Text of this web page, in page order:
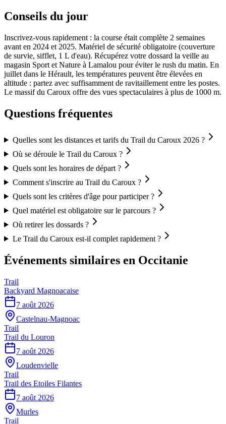
Conseils du jour
Inscrivez-vous rapidement : la course était complète 2 semaines
avant en 2024 et 2025. Matériel de sécurité obligatoire (couverture
de survie, sifflet, 1 L d'eau). Récupérez votre dossard la veille au
magasin Sport et Nature à Lamalou pour éviter le rush du matin. En
juillet dans le Hérault, les températures peuvent être élevées en
altitude : partez avec suffisamment de ravitaillement entre les postes.
Le massif du Caroux offre des vues spectaculaires à plus de 1000 m.
Questions fréquentes
Quelles sont les distances et tarifs du Trail du Caroux 2026 ?
Où se déroule le Trail du Caroux ?
Quels sont les horaires de départ ?
Comment s'inscrire au Trail du Caroux ?
Quels sont les critères d'âge pour participer ?
Quel matériel est obligatoire sur le parcours ?
Où retirer les dossards ?
Le Trail du Caroux est-il complet rapidement ?
Événements similaires en Occitanie
Trail
Backyard Magnoacaise
7 août 2026
Castelnau-Magnoac
Trail
Trail du Louron
7 août 2026
Loudenvielle
Trail
Trail des Etoiles Filantes
7 août 2026
Murles
Trail